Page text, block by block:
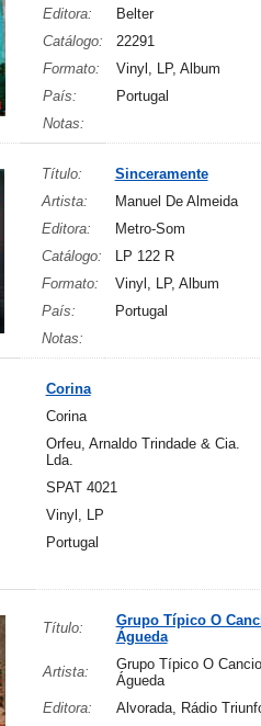
Editora:
Belter
Catálogo:
22291
Formato:
Vinyl, LP, Album
País:
Portugal
Notas:
Título:
Sinceramente
Artista:
Manuel De Almeida
Editora:
Metro-Som
Catálogo:
LP 122 R
Formato:
Vinyl, LP, Album
País:
Portugal
Notas:
Corina
Corina
Orfeu, Arnaldo Trindade & Cia.
Lda.
SPAT 4021
Vinyl, LP
Portugal
Título:
Grupo Típico O
Águeda
Artista:
Grupo Típico O
Águeda
Editora:
Alvorada, Rádio